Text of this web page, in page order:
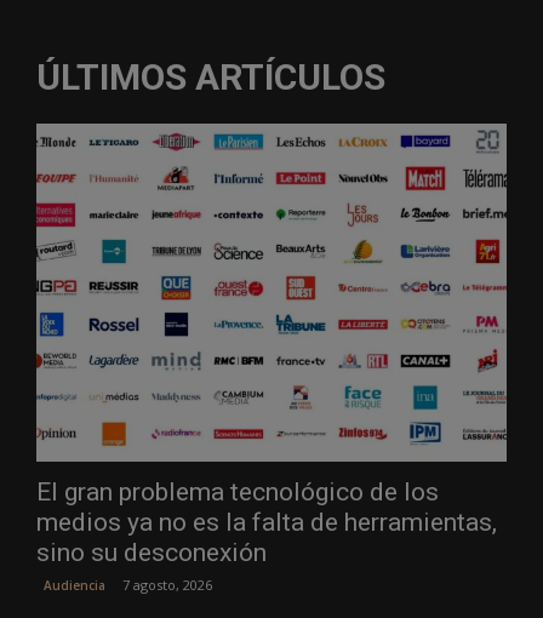
ÚLTIMOS ARTÍCULOS
El gran problema tecnológico de los
medios ya no es la falta de herramientas,
sino su desconexión
Audiencia 7 agosto, 2026